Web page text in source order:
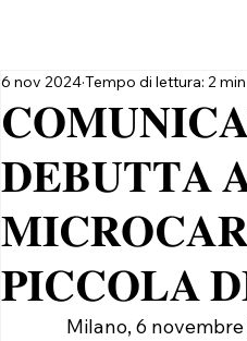
𝐃𝐄𝐁𝐔𝐓𝐓𝐀
𝐌𝐈𝐂𝐑𝐎𝐂𝐀𝐑
𝐏𝐈𝐂𝐂𝐎𝐋𝐀
6 nov 2024Tempo di lettura: 2 min
Milano, 6